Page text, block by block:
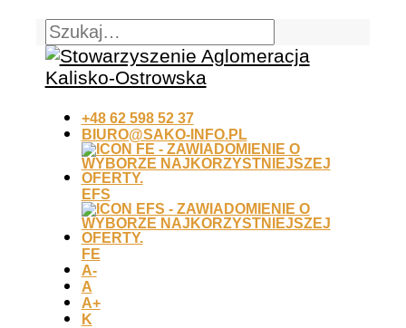
+48 62 598 52 37
BIURO@SAKO-INFO.PL
EFS
FE
A-
A
A+
K